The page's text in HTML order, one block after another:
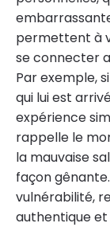
permettent à
se connecter
Par exemple,
qui lui est
expérience
rappelle le
la mauvaise
façon
vulnérabilité,
authentique